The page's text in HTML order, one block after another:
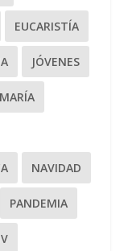
EUCARISTÍA
JÓVENES
MARÍA
NAVIDAD
PANDEMIA